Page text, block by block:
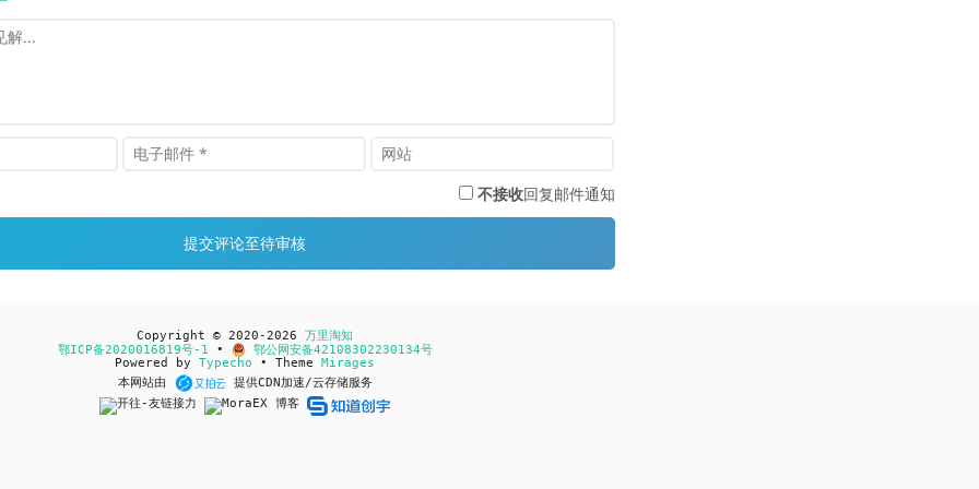
不接收回复邮件通知
Copyright © 2020-2026 万里淘知
鄂ICP备2020016819号-1 •
鄂公网安备42108302230134号
Powered by Typecho • Theme Mirages
本网站由
提供CDN加速/云存储服务